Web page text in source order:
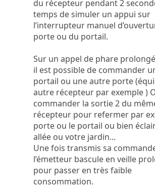
du récepteur pendant 2
temps de simuler un appui sur
l’interrupteur manuel
porte ou du portail.
Sur un appel de phare
il est possible de commander
portail ou une autre porte
autre récepteur par exemple )
commander la sortie 2 du
récepteur pour refermer par
porte ou le portail ou bien
allée ou votre jardin...
Une fois transmis sa
l’émetteur bascule en veille
pour passer en très faible
consommation.